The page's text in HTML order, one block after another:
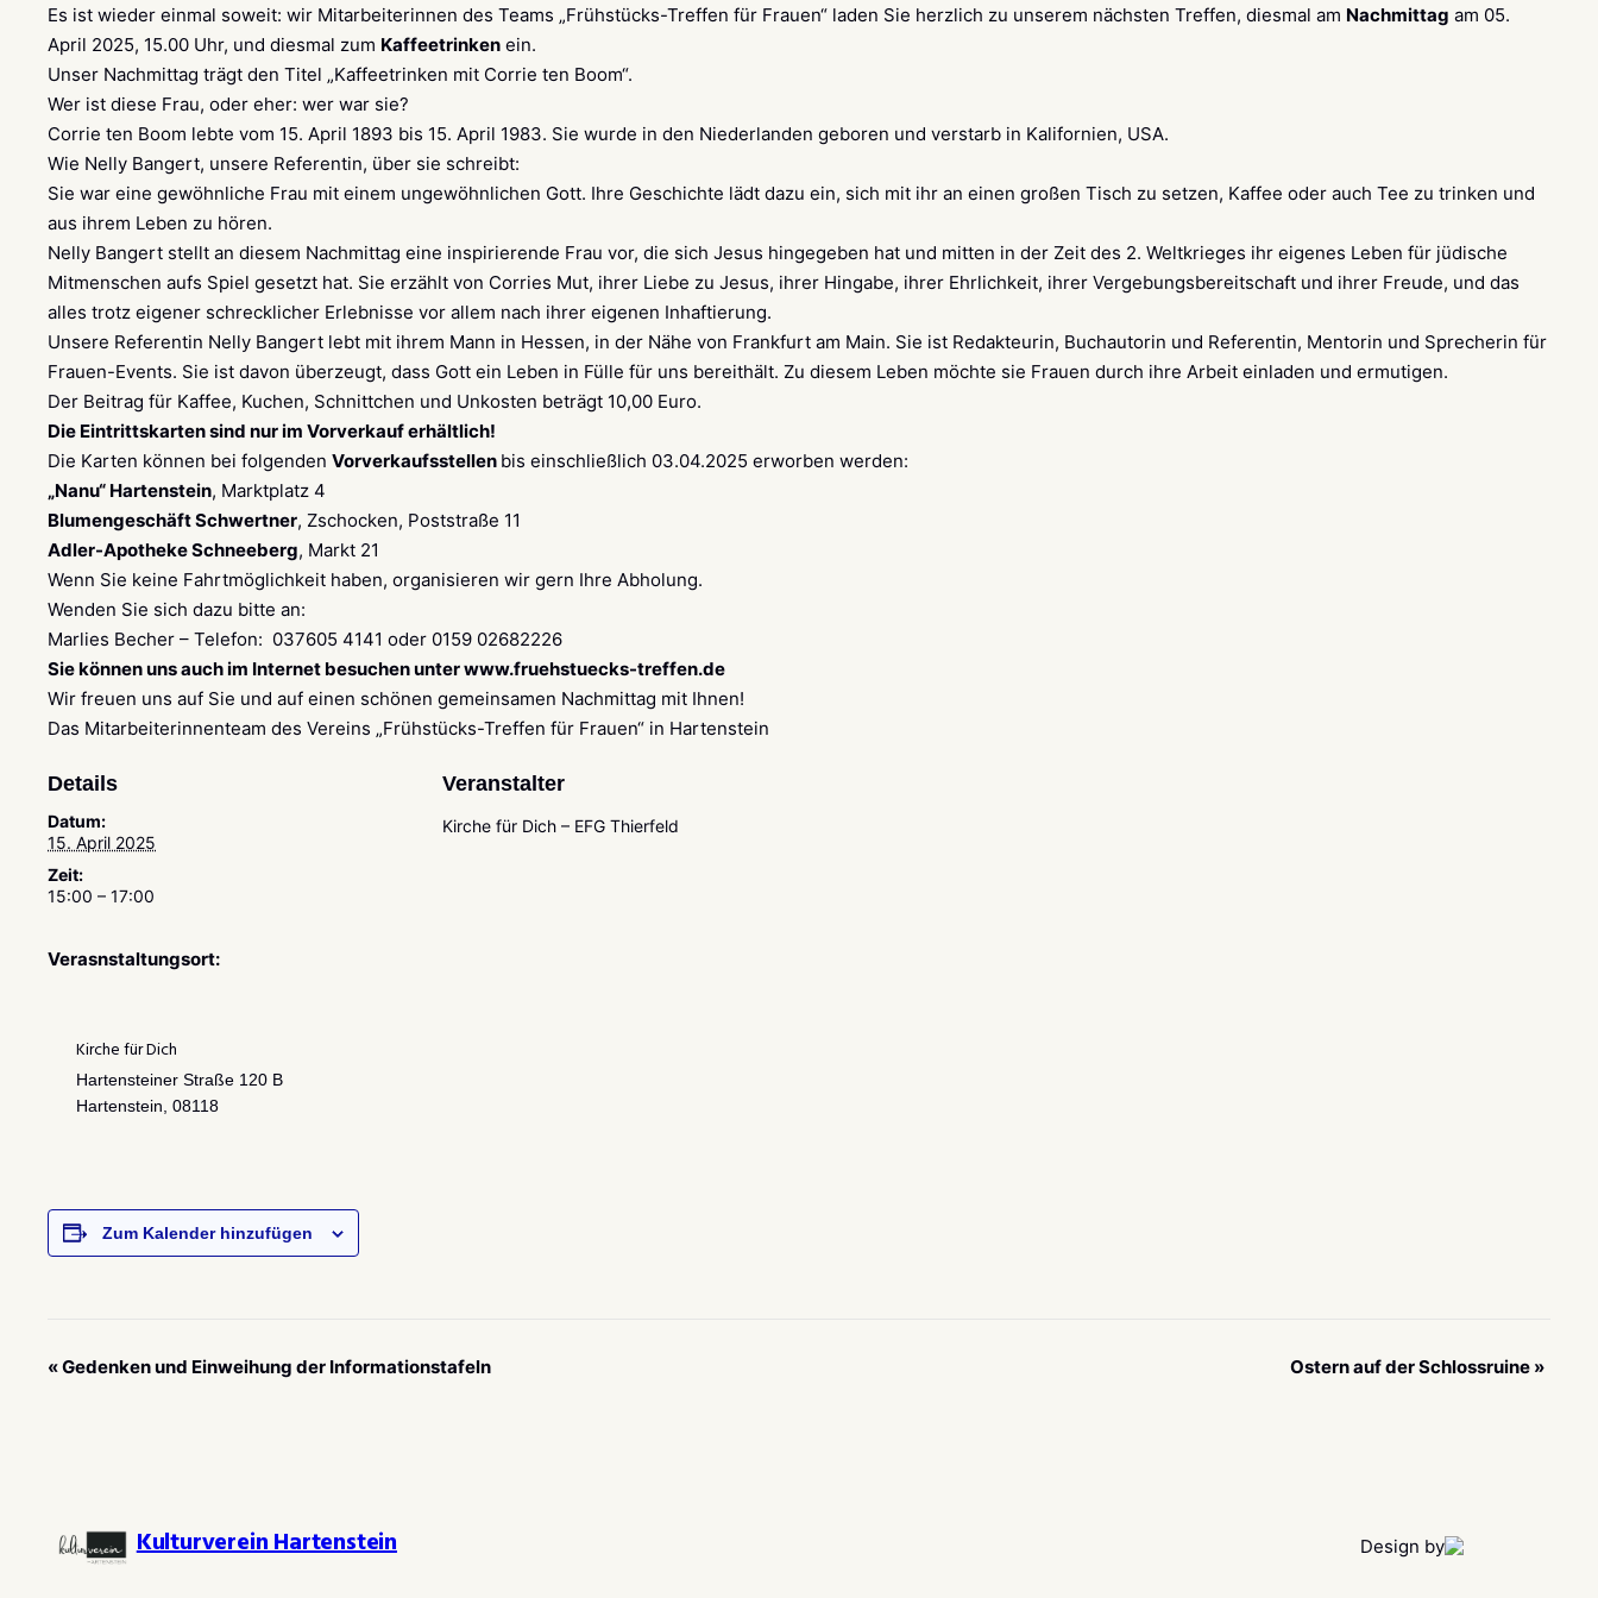
Es ist wieder einmal soweit: wir Mitarbeiterinnen des Teams „Frühstücks-Treffen für Frauen“ laden Sie herzlich zu unserem nächsten Treffen, diesmal am Nachmittag am 05.
April 2025, 15.00 Uhr, und diesmal zum Kaffeetrinken ein.
Unser Nachmittag trägt den Titel „Kaffeetrinken mit Corrie ten Boom“.
Wer ist diese Frau, oder eher: wer war sie?
Corrie ten Boom lebte vom 15. April 1893 bis 15. April 1983. Sie wurde in den Niederlanden geboren und verstarb in Kalifornien, USA.
Wie Nelly Bangert, unsere Referentin, über sie schreibt:
Sie war eine gewöhnliche Frau mit einem ungewöhnlichen Gott. Ihre Geschichte lädt dazu ein, sich mit ihr an einen großen Tisch zu setzen, Kaffee oder auch Tee zu trinken und
aus ihrem Leben zu hören.
Nelly Bangert stellt an diesem Nachmittag eine inspirierende Frau vor, die sich Jesus hingegeben hat und mitten in der Zeit des 2. Weltkrieges ihr eigenes Leben für jüdische
Mitmenschen aufs Spiel gesetzt hat. Sie erzählt von Corries Mut, ihrer Liebe zu Jesus, ihrer Hingabe, ihrer Ehrlichkeit, ihrer Vergebungsbereitschaft und ihrer Freude, und das
alles trotz eigener schrecklicher Erlebnisse vor allem nach ihrer eigenen Inhaftierung.
Unsere Referentin Nelly Bangert lebt mit ihrem Mann in Hessen, in der Nähe von Frankfurt am Main. Sie ist Redakteurin, Buchautorin und Referentin, Mentorin und Sprecherin für
Frauen-Events. Sie ist davon überzeugt, dass Gott ein Leben in Fülle für uns bereithält. Zu diesem Leben möchte sie Frauen durch ihre Arbeit einladen und ermutigen.
Der Beitrag für Kaffee, Kuchen, Schnittchen und Unkosten beträgt 10,00 Euro.
Die Eintrittskarten sind nur im Vorverkauf erhältlich!
Die Karten können bei folgenden Vorverkaufsstellen bis einschließlich 03.04.2025 erworben werden:
„Nanu“ Hartenstein, Marktplatz 4
Blumengeschäft Schwertner, Zschocken, Poststraße 11
Adler-Apotheke Schneeberg, Markt 21
Wenn Sie keine Fahrtmöglichkeit haben, organisieren wir gern Ihre Abholung.
Wenden Sie sich dazu bitte an:
Marlies Becher – Telefon: 037605 4141 oder 0159 02682226
Sie können uns auch im Internet besuchen unterwww.fruehstuecks-treffen.de
Wir freuen uns auf Sie und auf einen schönen gemeinsamen Nachmittag mit Ihnen!
Das Mitarbeiterinnenteam des Vereins „Frühstücks-Treffen für Frauen“ in Hartenstein
Details
Datum:
15. April 2025
Zeit:
15:00 – 17:00
Veranstalter
Kirche für Dich – EFG Thierfeld
Verasnstaltungsort:
Kirche für Dich
Hartensteiner Straße 120 B
Hartenstein 08118
Zum Kalender hinzufügen
Veranstaltung-
«Gedenken und Einweihung der Informationstafeln Ostern auf der Schlossruine »
Kulturverein Hartenstein Design by